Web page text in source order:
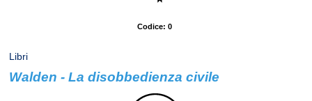
Codice: 0
Libri
Walden - La disobbedienza civile
Autore: Thoreau, Henry David